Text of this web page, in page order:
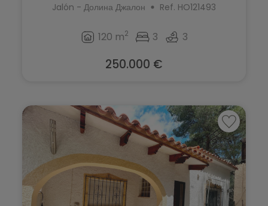
Jalón - Долина Джалон Ref. HO121493
120 m2 3 3
250.000 €